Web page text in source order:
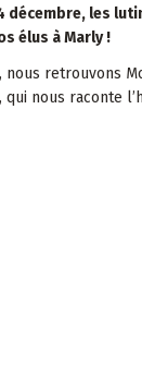
décembre, les
élus à Marly !
nous retrouvons
nous raconte